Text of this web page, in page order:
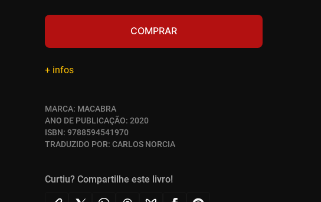
COMPRAR
+ infos
MARCA: MACABRA
ANO DE PUBLICAÇÃO: 2020
ISBN: 9788594541970
TRADUZIDO POR: CARLOS NORCIA
Curtiu? Compartilhe este livro!